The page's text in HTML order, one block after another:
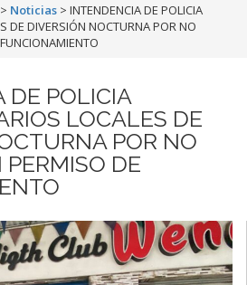
> Noticias > INTENDENCIA DE POLICIA
DE DIVERSIÓN NOCTURNA POR NO
DE POLICIA
LOCALES DE
POR NO
DE